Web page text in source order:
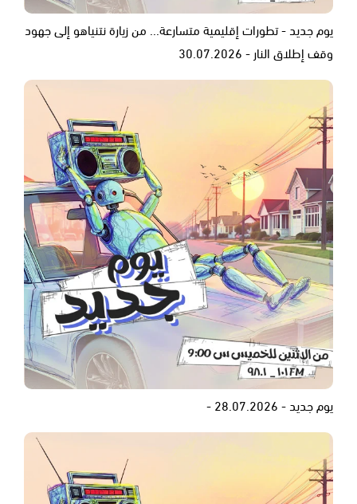
يوم جديد - تطورات إقليمية متسارعة... من زيارة نتنياهو إلى جهود
وقف إطلاق النار - 30.07.2026
يوم جديد - 28.07.2026 -